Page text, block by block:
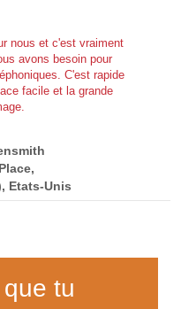
nous et c'est vraiment
avons besoin pour
C'est rapide
facile et la grande
Etats-Unis
tu